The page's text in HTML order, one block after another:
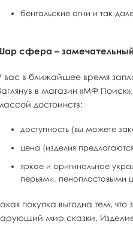
бенгальские огни и так
сфера –
вас в ближайшее время
в магазин «МФ
достоинств:
доступность (вы можете
цена (изделия
яркое и оригинальное
перьями, пенопластовыми
покупка выгодна тем,
мир сказки.